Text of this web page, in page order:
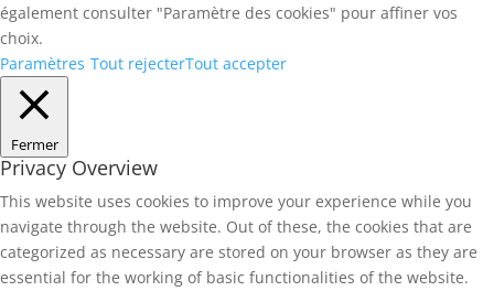
également consulter "Paramètre des cookies" pour affiner vos
choix.
Paramètres Tout rejecterTout accepter
Fermer
Privacy Overview
This website uses cookies to improve your experience while you
navigate through the website. Out of these, the cookies that are
categorized as necessary are stored on your browser as they are
essential for the working of basic functionalities of the website.